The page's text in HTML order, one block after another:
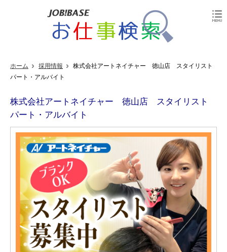
ホーム 採用情報
株式会社アートネイチャー 徳山店 スタイリスト
パート・アルバイト
株式会社アートネイチャー 徳山店 スタイリスト
パート・アルバイト